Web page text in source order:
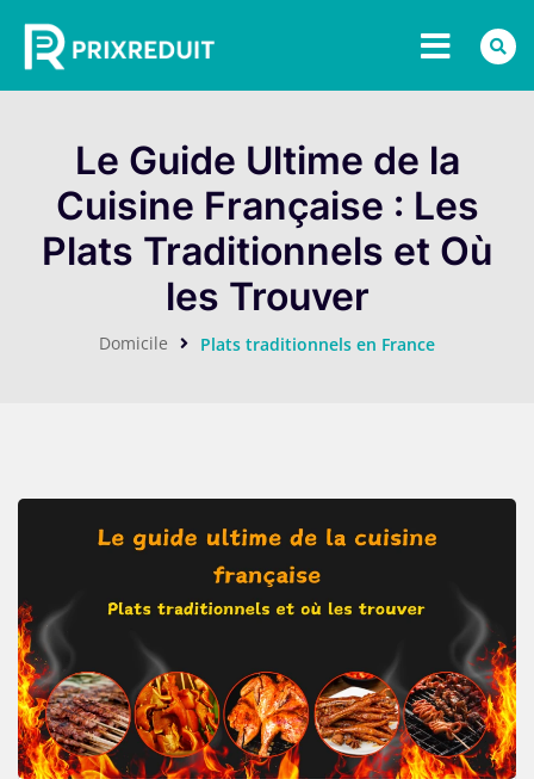
Le Guide Ultime de la
Cuisine Française : Les
Plats Traditionnels et Où
les Trouver
Domicile Plats traditionnels en France